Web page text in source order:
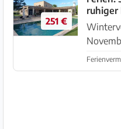
251 €
ruhiger
Norden
November
rustikale
offene